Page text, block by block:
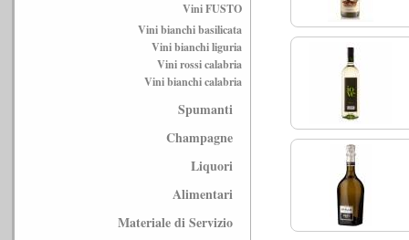
Vini FUSTO
Vini bianchi basilicata
Vini bianchi liguria
Vini rossi calabria
Vini bianchi calabria
Spumanti
Champagne
Liquori
Alimentari
Materiale di Servizio